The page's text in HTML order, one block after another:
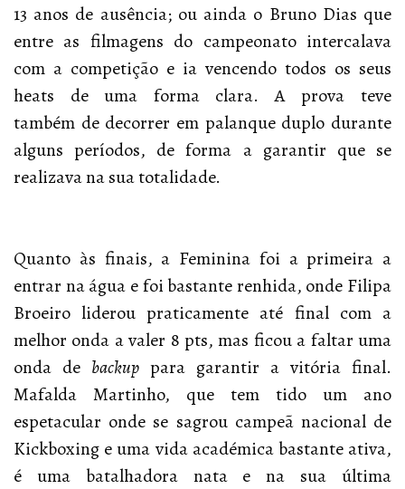
13 anos de ausência; ou ainda o Bruno Dias que
entre as filmagens do campeonato intercalava
com a competição e ia vencendo todos os seus
heats de uma forma clara. A prova teve
também de decorrer em palanque duplo durante
alguns períodos, de forma a garantir que se
realizava na sua totalidade.
Quanto às finais, a Feminina foi a primeira a
entrar na água e foi bastante renhida, onde Filipa
Broeiro liderou praticamente até final com a
melhor onda a valer 8 pts, mas ficou a faltar uma
onda de backup para garantir a vitória final.
Mafalda Martinho, que tem tido um ano
espetacular onde se sagrou campeã nacional de
Kickboxing e uma vida académica bastante ativa,
é uma batalhadora nata e na sua última